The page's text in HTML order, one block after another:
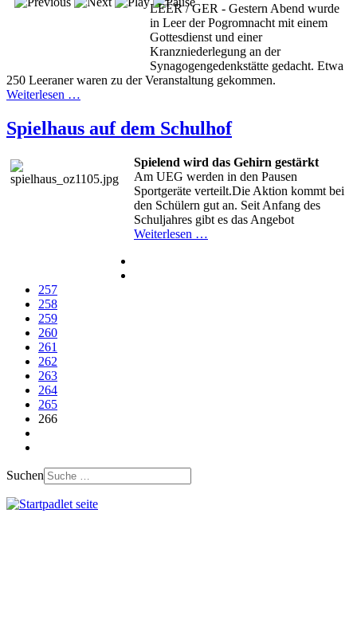
LEER / GER - Gestern Abend wurde
in Leer der Pogromnacht mit einem
Gottesdienst und einer
Kranzniederlegung an der
Synagogengedenkstät­te gedacht. Etwa
250 Leeraner waren zu der Veranstaltung gekommen.
Weiterlesen …
Spielhaus auf dem Schulhof
Spielend wird das Gehirn gestärkt
Am UEG werden in den Pausen
Sportgeräte verteilt.Die Aktion kommt bei
den Schülern gut an. Seit Anfang des
Schuljahres gibt es das Angebot
Weiterlesen …
257
258
259
260
261
262
263
264
265
266
Suchen